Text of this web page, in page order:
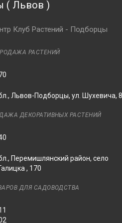
Суланжа
Суланжа
Сюзан
Хани Тулип
Хевен Сент
Элизабет
бруклинская
в ассортименте
гибридная
гибридная Блэк
гибридная Блю
гибридная
( Львов )
Клуб Растений - Подборцы
РАСТЕНИЙ
Львов-Подборцы, ул. Шухевича, 8
ДЕКОРАТИВНЫХ РАСТЕНИЙ
Перемишлянский район, село
, 170
ДЛЯ САДОВОДСТВА